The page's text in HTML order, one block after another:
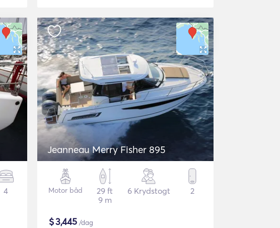
4
Jeanneau Merry Fisher 895
Motor båd
29 ft
9 m
6 Krydstogt 2
$3,445 /dag